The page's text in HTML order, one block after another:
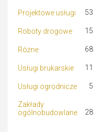
Projektowe usługi 53
Roboty drogowe 15
Różne 68
Usługi brukarskie 11
Usługi ogrodnicze 5
Zakłady
ogólnobudowlane
28